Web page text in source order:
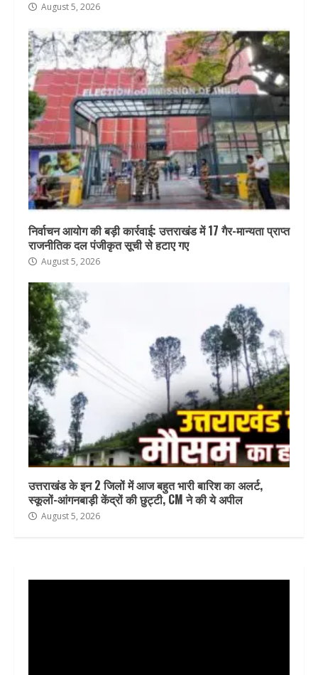
August 5, 2026
निर्वाचन आयोग की बड़ी कार्रवाई: उत्तराखंड में 17 गैर-मान्यता प्राप्त
राजनीतिक दल पंजीकृत सूची से हटाए गए
August 5, 2026
उत्तराखंड के इन 2 जिलों में आज बहुत भारी बारिश का अलर्ट,
स्कूलों-आंगनबाड़ी केंद्रों की छुट्टी, CM ने की ये अपील
August 5, 2026